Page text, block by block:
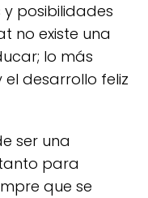
posibilidades
no existe una
lo más
desarrollo feliz
ser una
para
que se